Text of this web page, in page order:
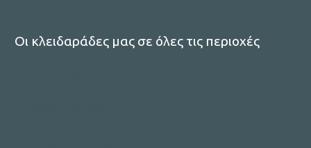
Οι κλειδαράδες μας σε όλες τις περιοχές